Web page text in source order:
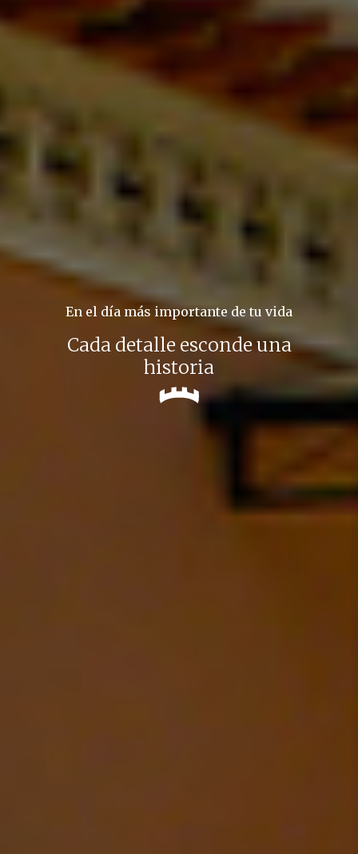
En el día más importante de tu vida
Cada detalle esconde una
historia